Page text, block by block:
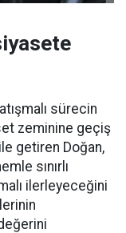
sürecin
zeminine geçiş
getiren Doğan,
sınırlı
ilerleyeceğini